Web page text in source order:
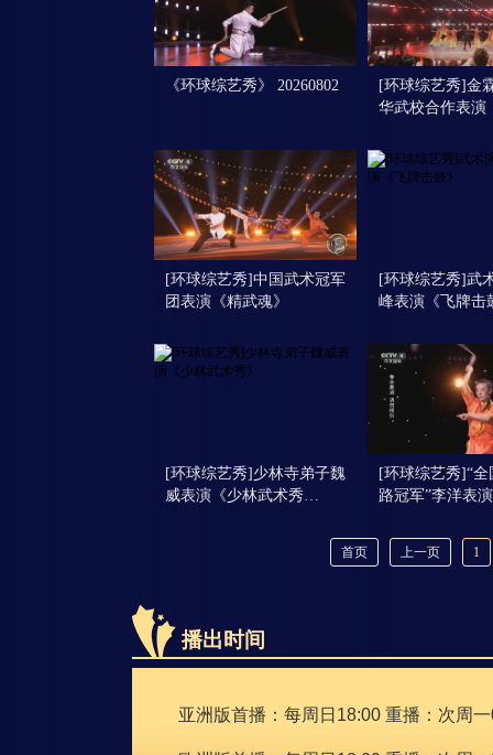
《环球综艺秀》 20260802
[环球综艺秀]金
华武校合作表
[环球综艺秀]中国武术冠军
团表演《精武魂》
[环球综艺秀]武
峰表演《飞牌击
[环球综艺秀]少林寺弟子魏
威表演《少林武术秀…
[环球综艺秀]“全
路冠军”李洋表
首页 上一页 1
播出时间
亚洲版首播：每周日18:00 重播：次周一